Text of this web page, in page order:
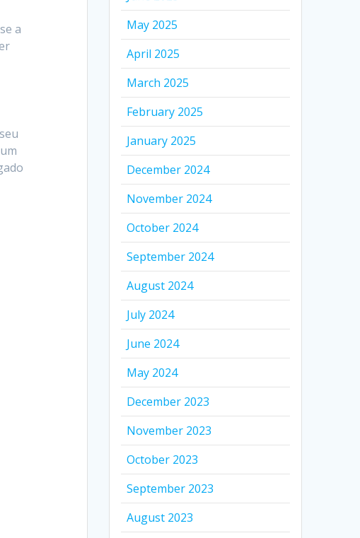
a
May 2025
April 2025
March 2025
February 2025
January 2025
December 2024
November 2024
October 2024
September 2024
August 2024
July 2024
June 2024
May 2024
December 2023
November 2023
October 2023
September 2023
August 2023